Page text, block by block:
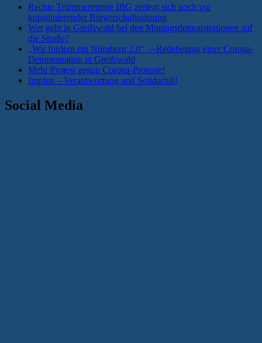
Rechte Trümmertruppe IBG zerlegt sich noch vor
konstituierender Bürgerschaftssitzung
Wer geht in Greifswald bei den Montagsdemonstrationen auf
die Straße?
„Wir fordern ein Nürnberg 2.0“ —Redebeitrag einer Corona-
Demonstration in Greifswald
Mehr Protest gegen Corona-Proteste!
Impfen – Verantwortung und Solidarität!
Social Media